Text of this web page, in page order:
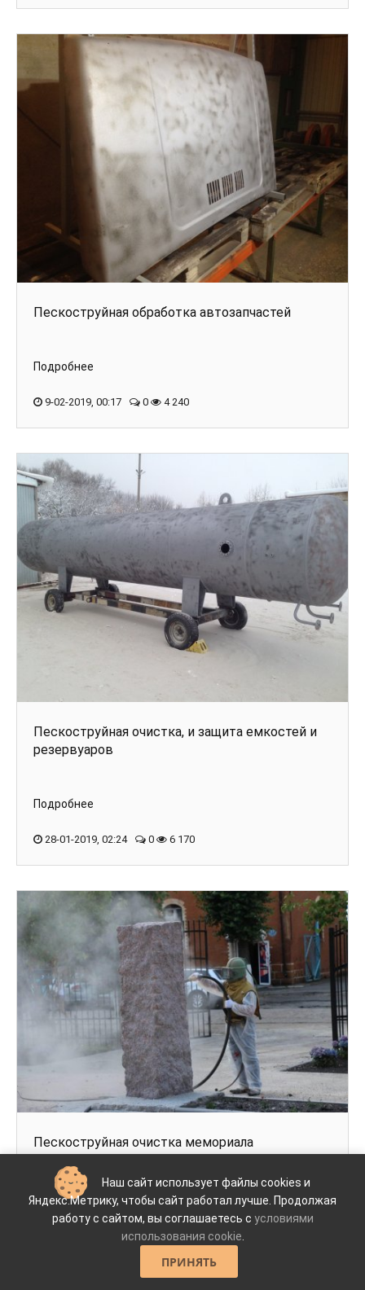
Пескоструйная обработка автозапчастей
Подробнее
9-02-2019, 00:17 0 4 240
Пескоструйная очистка, и защита емкостей и
резервуаров
Подробнее
28-01-2019, 02:24 0 6 170
Пескоструйная очистка мемориала
Подробнее
30-12-2018, 04:08 0 4 359
Наш сайт использует файлы cookies и
Яндекс.Метрику, чтобы сайт работал лучше. Продолжая
работу с сайтом, вы соглашаетесь с условиями
использования cookie
ПРИНЯТЬ